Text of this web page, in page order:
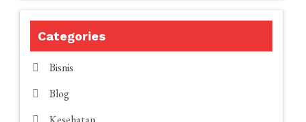
Categories
Bisnis
Blog